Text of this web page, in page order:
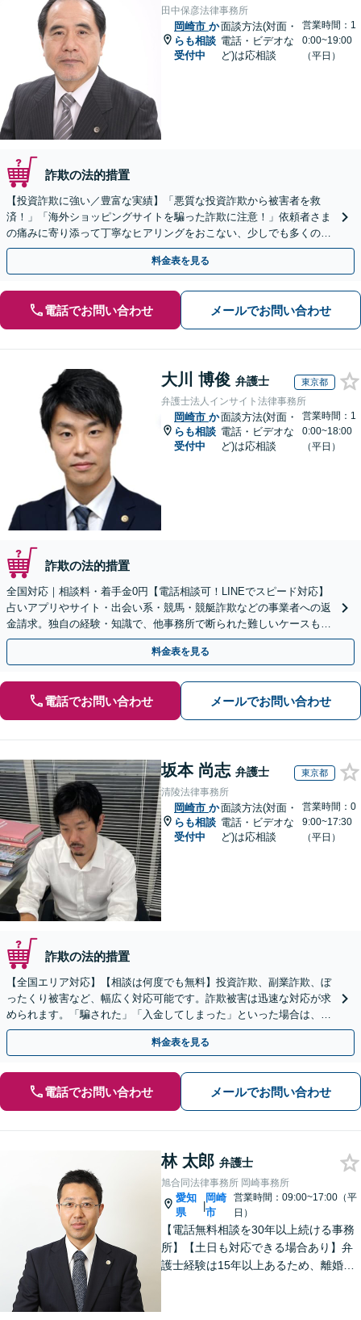
田中保彦法律事務所
岡崎市 か
らも相談
受付中
面談方法(対面・
電話・ビデオな
ど)は応相談
営業時間：1
0:00~19:00
（平日）
詐欺の法的措置
【投資詐欺に強い／豊富な実績】「悪質な投資詐欺から被害者を救
済！」「海外ショッピングサイトを騙った詐欺に注意！」依頼者さま
の痛みに寄り添って丁寧なヒアリングをおこない、少しでも多くの返
金が得られるよう尽力します！
料金表を見る
電話でお問い合わせ メールでお問い合わせ
大川 博俊 弁護士 東京都
弁護士法人インサイト法律事務所
岡崎市 か
らも相談
受付中
面談方法(対面・
電話・ビデオな
ど)は応相談
営業時間：1
0:00~18:00
（平日）
詐欺の法的措置
全国対応｜相談料・着手金0円【電話相談可！LINEでスピード対応】
占いアプリやサイト・出会い系・競馬・競艇詐欺などの事業者への返
金請求。独自の経験・知識で、他事務所で断られた難しいケースも解
決に導いた実績あり。まずはお気軽にご相談ください
料金表を見る
電話でお問い合わせ メールでお問い合わせ
坂本 尚志 弁護士 東京都
清陵法律事務所
岡崎市 か
らも相談
受付中
面談方法(対面・
電話・ビデオな
ど)は応相談
営業時間：0
9:00~17:30
（平日）
詐欺の法的措置
【全国エリア対応】【相談は何度でも無料】投資詐欺、副業詐欺、ぼ
ったくり被害など、幅広く対応可能です。詐欺被害は迅速な対応が求
められます。「騙された」「入金してしまった」といった場合は、お
早めにご相談ください。【電話・メール・WEB相談可】
料金表を見る
電話でお問い合わせ メールでお問い合わせ
林 太郎 弁護士
旭合同法律事務所 岡崎事務所
愛知
県
|
岡崎
市
営業時間：09:00~17:00（平
日）
【電話無料相談を30年以上続ける事務
所】【土日も対応できる場合あり】弁
護士経験は15年以上あるため、離婚・